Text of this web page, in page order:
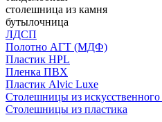
столешница из камня
бутылочница
ЛДСП
Полотно АГТ (МДФ)
Пластик HPL
Пленка ПВХ
Пластик Alvic Luxe
Столешницы из
Столешницы из пластика